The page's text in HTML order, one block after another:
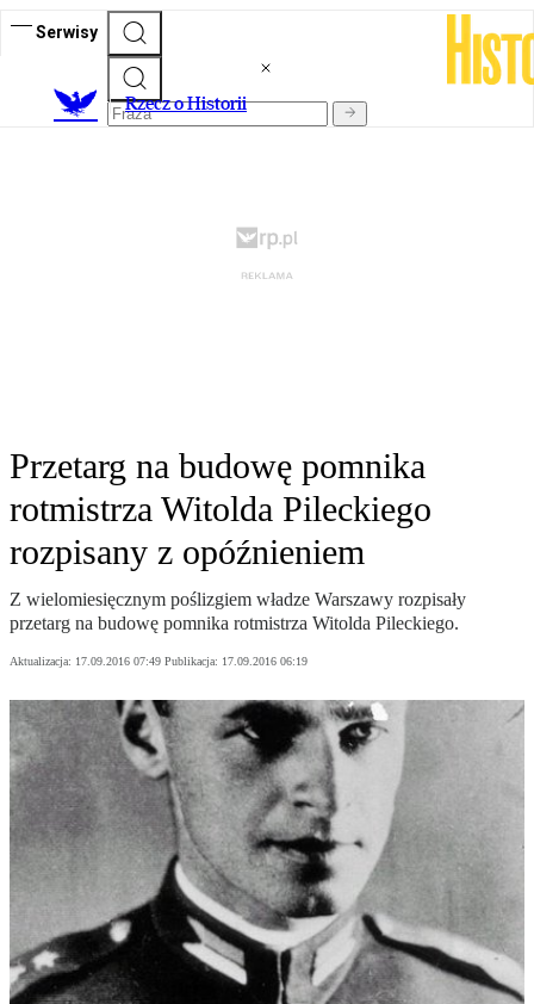
Serwisy
Rzecz o Historii
Przetarg na budowę pomnika
rotmistrza Witolda Pileckiego
rozpisany z opóźnieniem
Z wielomiesięcznym poślizgiem władze Warszawy rozpisały
przetarg na budowę pomnika rotmistrza Witolda Pileckiego.
Aktualizacja: 17.09.2016 07:49 Publikacja: 17.09.2016 06:19